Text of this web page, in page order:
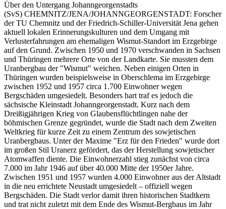
Über den Untergang Johanngeorgenstadts
(SvS) CHEMNITZ/JENA/JOHANNGEORGENSTADT: Forscher
der TU Chemnitz und der Friedrich-Schiller-Universität Jena gehen
aktuell lokalen Erinnerungskulturen und dem Umgang mit
Verlusterfahrungen am ehemaligen Wismut-Standort im Erzgebirge
auf den Grund. Zwischen 1950 und 1970 verschwanden in Sachsen
und Thüringen mehrere Orte von der Landkarte. Sie mussten dem
Uranbergbau der "Wismut" weichen. Neben einigen Orten in
Thüringen wurden beispielsweise in Oberschlema im Erzgebirge
zwischen 1952 und 1957 circa 1.700 Einwohner wegen
Bergschäden umgesiedelt. Besonders hart traf es jedoch die
sächsische Kleinstadt Johanngeorgenstadt. Kurz nach dem
Dreißigjährigen Krieg von Glaubensflüchtlingen nahe der
böhmischen Grenze gegründet, wurde die Stadt nach dem Zweiten
Weltkrieg für kurze Zeit zu einem Zentrum des sowjetischen
Uranbergbaus. Unter der Maxime "Erz für den Frieden" wurde dort
im großen Stil Uranerz gefördert, das der Herstellung sowjetischer
Atomwaffen diente. Die Einwohnerzahl stieg zunächst von circa
7.000 im Jahr 1946 auf über 40.000 Mitte der 1950er Jahre.
Zwischen 1951 und 1957 wurden 4.000 Einwohner aus der Altstadt
in die neu errichtete Neustadt umgesiedelt – offiziell wegen
Bergschäden. Die Stadt verlor damit ihren historischen Stadtkern
und trat nicht zuletzt mit dem Ende des Wismut-Bergbaus im Jahr